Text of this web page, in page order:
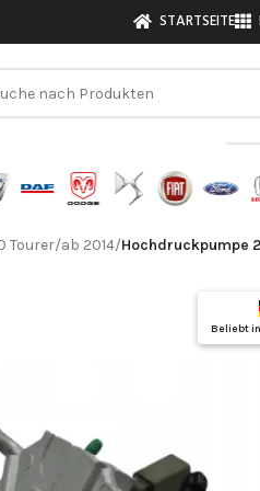
STARTSEITE
Produkte zu finden!
Tourer/ab 2014/Hochdruckpumpe
Beliebt